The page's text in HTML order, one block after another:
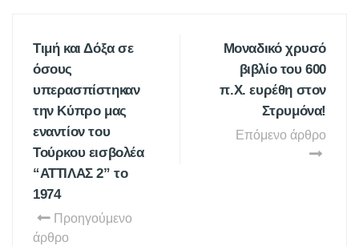
Τιμή και Δόξα σε
όσους
υπερασπίστηκαν
την Κύπρο μας
εναντίον του
Τούρκου εισβολέα
“ΑΤΤΙΛΑΣ 2” το
1974
Προηγούμενο
άρθρο
Μοναδικό χρυσό
βιβλίο του 600
π.Χ. ευρέθη στον
Στρυμόνα!
Επόμενο άρθρο